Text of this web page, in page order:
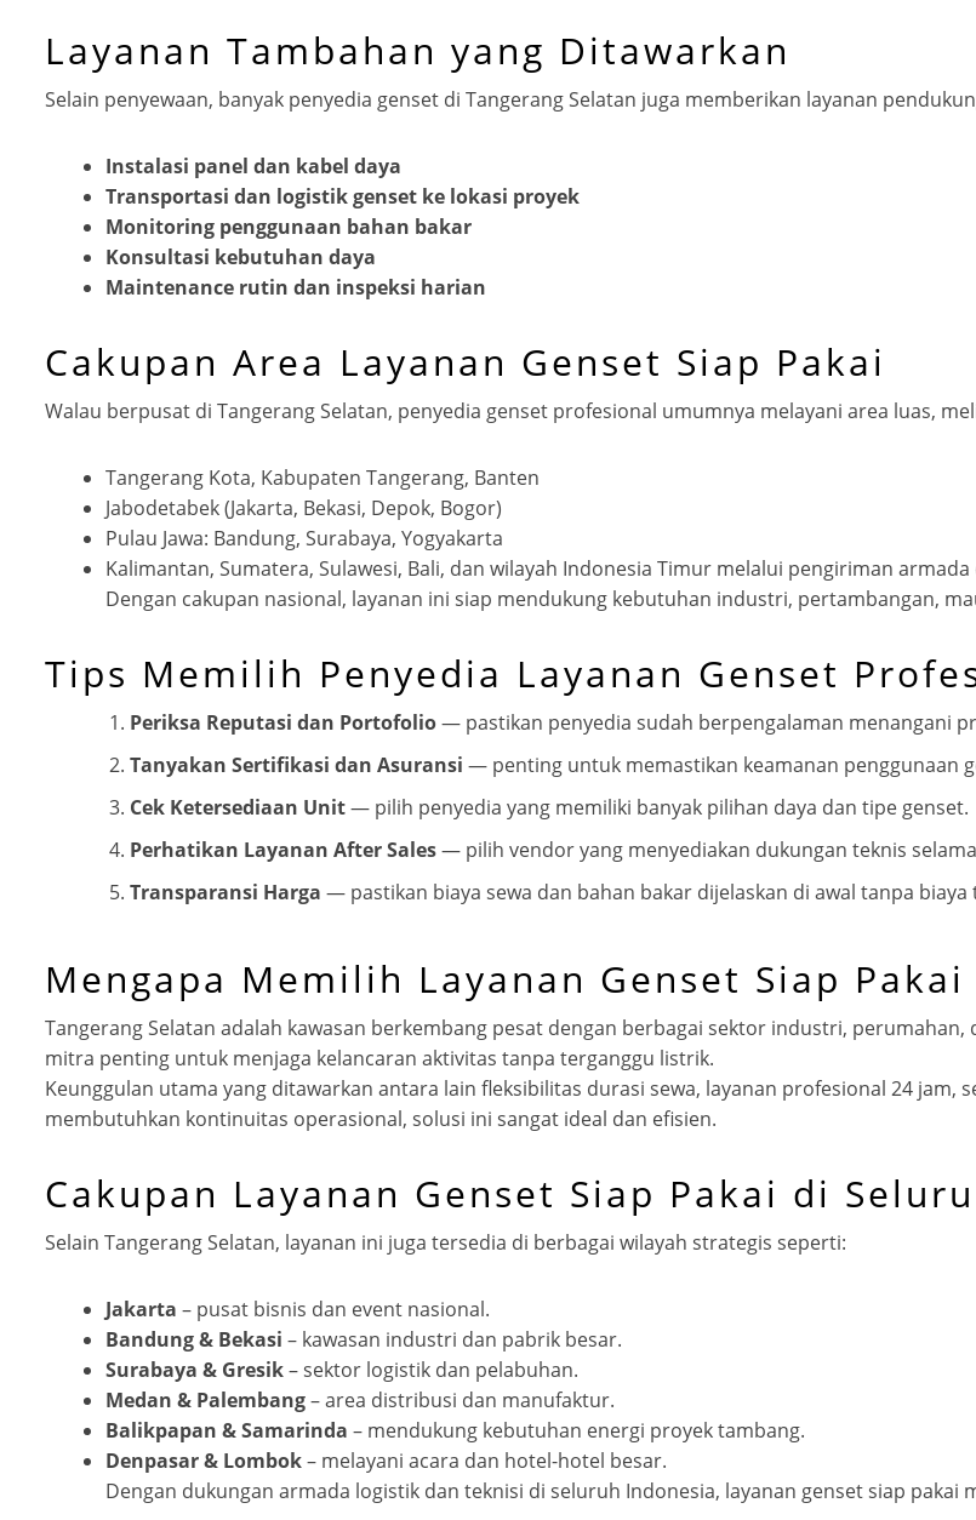
Layanan Tambahan yang Ditawarkan
Selain penyewaan, banyak penyedia genset di Tangerang Selatan juga memberikan layanan
Instalasi panel dan kabel daya
Transportasi dan logistik genset ke lokasi proyek
Monitoring penggunaan bahan bakar
Konsultasi kebutuhan daya
Maintenance rutin dan inspeksi harian
Cakupan Area Layanan Genset Siap Pakai
Walau berpusat di Tangerang Selatan, penyedia genset profesional umumnya melayani area luas,
Tangerang Kota, Kabupaten Tangerang, Banten
Jabodetabek (Jakarta, Bekasi, Depok, Bogor)
Pulau Jawa: Bandung, Surabaya, Yogyakarta
Kalimantan, Sumatera, Sulawesi, Bali, dan wilayah Indonesia Timur melalui pengiriman
Dengan cakupan nasional, layanan ini siap mendukung kebutuhan industri, pertambangan,
Tips Memilih Penyedia Layanan Genset
Periksa Reputasi dan Portofolio— pastikan penyedia sudah berpengalaman menangani
Tanyakan Sertifikasi dan Asuransi — penting untuk memastikan keamanan penggunaan
Cek Ketersediaan Unit— pilih penyedia yang memiliki banyak pilihan daya dan tipe genset.
Perhatikan Layanan After Sales— pilih vendor yang menyediakan dukungan teknis
Transparansi Harga — pastikan biaya sewa dan bahan bakar dijelaskan di awal tanpa biaya
Mengapa Memilih Layanan Genset Siap
Tangerang Selatan adalah kawasan berkembang pesat dengan berbagai sektor industri,
mitra penting untuk menjaga kelancaran aktivitas tanpa terganggu listrik.
Keunggulan utama yang ditawarkan antara lain fleksibilitas durasi sewa, layanan profesional 24 jam,
membutuhkan kontinuitas operasional, solusi ini sangat ideal dan efisien.
Cakupan Layanan Genset Siap Pakai di
Selain Tangerang Selatan, layanan ini juga tersedia di berbagai wilayah strategis seperti:
Jakarta – pusat bisnis dan event nasional.
Bandung & Bekasi – kawasan industri dan pabrik besar.
Surabaya & Gresik– sektor logistik dan pelabuhan.
Medan & Palembang– area distribusi dan manufaktur.
Balikpapan & Samarinda – mendukung kebutuhan energi proyek tambang.
Denpasar & Lombok– melayani acara dan hotel-hotel besar.
Dengan dukungan armada logistik dan teknisi di seluruh Indonesia, layanan genset siap